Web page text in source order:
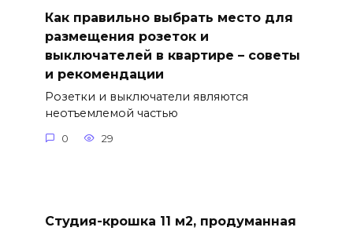
Как правильно выбрать место для
размещения розеток и
выключателей в квартире – советы
и рекомендации
Розетки и выключатели являются
неотъемлемой частью
0 29
Студия-крошка 11 м2, продуманная